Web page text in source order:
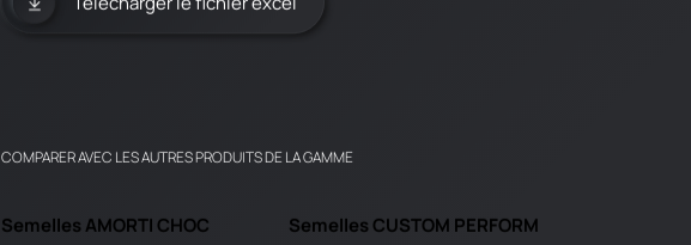
COMPARER AVEC LES AUTRES PRODUITS DE LA GAMME
Semelles AMORTI CHOC
Semelles CUSTOM PERFORM